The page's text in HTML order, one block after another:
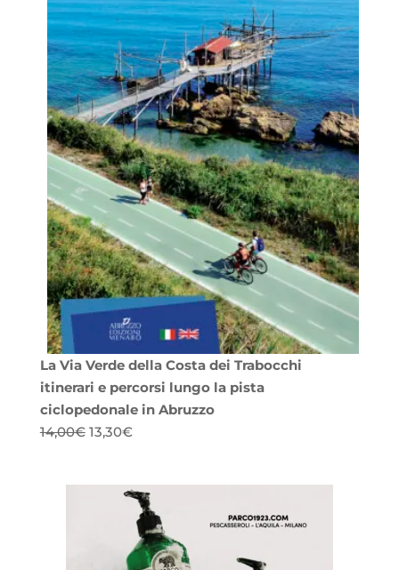
La Via Verde della Costa dei Trabocchi
itinerari e percorsi lungo la pista
ciclopedonale in Abruzzo
14,00€ Il
13,30€Il
è:
13,30€.